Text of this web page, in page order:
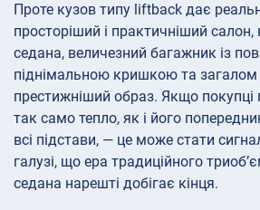
Проте кузов типу liftback дає
просторіший і практичніший салон,
седана, величезний багажник із
піднімальною кришкою та загалом
престижніший образ. Якщо
так само тепло, як і його
всі підстави, — це може стати
галузі, що ера традиційного
седана нарешті добігає кінця.